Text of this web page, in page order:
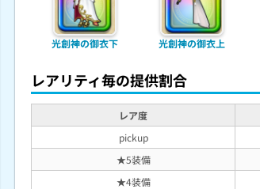
光創神の御衣下 光創神の御衣上
レアリティ毎の提供割合
レア度
pickup
★5装備
★4装備